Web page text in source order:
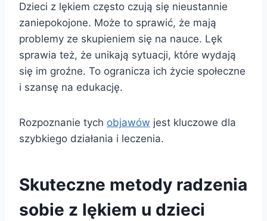
Dzieci z lękiem często czują się nieustannie
zaniepokojone. Może to sprawić, że mają
problemy ze skupieniem się na nauce. Lęk
sprawia też, że unikają sytuacji, które wydają
się im groźne. To ogranicza ich życie społeczne
i szansę na edukację.
Rozpoznanie tych objawów jest kluczowe dla
szybkiego działania i leczenia.
Skuteczne metody radzenia
sobie z lękiem u dzieci